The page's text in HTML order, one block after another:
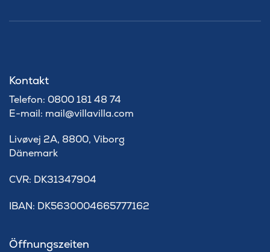
Kontakt
Telefon: 0800 181 48 74
E-mail: mail@villavilla.com
Livøvej 2A, 8800, Viborg
Dänemark
​CVR: DK31347904
IBAN: DK5630004665777162
Öffnungszeiten